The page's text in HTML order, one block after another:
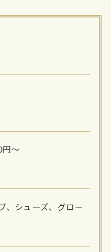
円〜
、シューズ、グロー